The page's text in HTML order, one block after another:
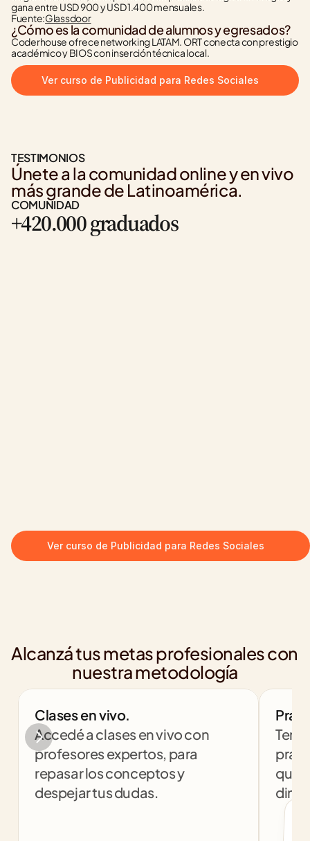
gana entre USD 900 y USD 1.400 mensuales.
Fuente:Glassdoor
¿Cómo es la comunidad de alumnos y egresados?
Coderhouse ofrece networking LATAM. ORT conecta con prestigio
académico y BIOS con inserción técnica local.
Ver curso de Publicidad para Redes Sociales
Alcanzá tus metas profesionales con
nuestra metodología
Clases en vivo.
Accedé a clases en vivo con
profesores expertos, para
repasar los conceptos y
despejar tus dudas.
que
TESTIMONIOS
Únete a la comunidad online y en vivo
más grande de Latinoamérica.
COMUNIDAD
+420.000 graduados
Ver curso de Publicidad para Redes Sociales